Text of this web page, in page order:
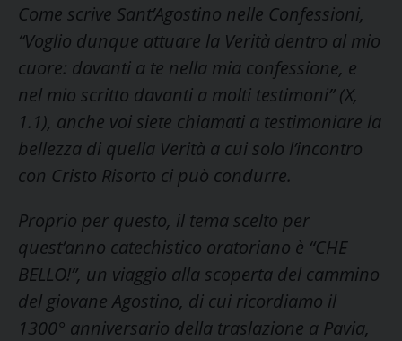
Come scrive Sant’Agostino nelle Confessioni,
“Voglio dunque attuare la Verità dentro al mio
cuore: davanti a te nella mia confessione, e
nel mio scritto davanti a molti testimoni” (X,
1.1), anche voi siete chiamati a testimoniare la
bellezza di quella Verità a cui solo l’incontro
con Cristo Risorto ci può condurre.
Proprio per questo, il tema scelto per
quest’anno catechistico oratoriano è “CHE
BELLO!”, un viaggio alla scoperta del cammino
del giovane Agostino, di cui ricordiamo il
1300° anniversario della traslazione a Pavia,